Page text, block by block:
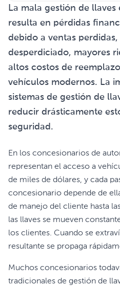
La mala gestión de
resulta en pérdidas
debido a ventas
desperdiciado, mayores
altos costos de
vehículos modernos. La
sistemas de gestión de
reducir drásticamente
seguridad.
En los concesionarios de
representan el acceso a
de miles de dólares, y cada
concesionario depende de
de manejo del cliente hasta
las llaves se mueven
los clientes. Cuando se
resultante se propaga
Muchos concesionarios
tradicionales de gestión de